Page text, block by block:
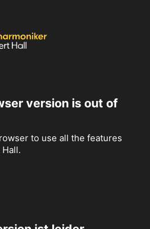
version is out of
to use all the features